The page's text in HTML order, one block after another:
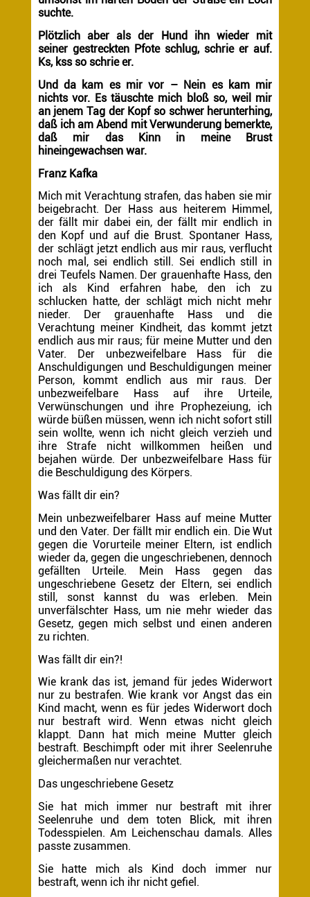
suchte.
Plötzlich aber als der Hund ihn wieder mit
seiner gestreckten Pfote schlug, schrie er auf.
Ks, kss so schrie er.
Und da kam es mir vor – Nein es kam mir
nichts vor. Es täuschte mich bloß so, weil mir
an jenem Tag der Kopf so schwer herunterhing,
daß ich am Abend mit Verwunderung bemerkte,
daß mir das Kinn in meine Brust
hineingewachsen war.
Franz Kafka
Mich mit Verachtung strafen, das haben sie mir
beigebracht. Der Hass aus heiterem Himmel,
der fällt mir dabei ein, der fällt mir endlich in
den Kopf und auf die Brust. Spontaner Hass,
der schlägt jetzt endlich aus mir raus, verflucht
noch mal, sei endlich still. Sei endlich still in
drei Teufels Namen. Der grauenhafte Hass, den
ich als Kind erfahren habe, den ich zu
schlucken hatte, der schlägt mich nicht mehr
nieder. Der grauenhafte Hass und die
Verachtung meiner Kindheit, das kommt jetzt
endlich aus mir raus; für meine Mutter und den
Vater. Der unbezweifelbare Hass für die
Anschuldigungen und Beschuldigungen meiner
Person, kommt endlich aus mir raus. Der
unbezweifelbare Hass auf ihre Urteile,
Verwünschungen und ihre Prophezeiung, ich
würde büßen müssen, wenn ich nicht sofort still
sein wollte, wenn ich nicht gleich verzieh und
ihre Strafe nicht willkommen heißen und
bejahen würde. Der unbezweifelbare Hass für
die Beschuldigung des Körpers.
Was fällt dir ein?
Mein unbezweifelbarer Hass auf meine Mutter
und den Vater. Der fällt mir endlich ein. Die Wut
gegen die Vorurteile meiner Eltern, ist endlich
wieder da, gegen die ungeschriebenen, dennoch
gefällten Urteile. Mein Hass gegen das
ungeschriebene Gesetz der Eltern, sei endlich
still, sonst kannst du was erleben. Mein
unverfälschter Hass, um nie mehr wieder das
Gesetz, gegen mich selbst und einen anderen
zu richten.
Was fällt dir ein?!
Wie krank das ist, jemand für jedes Widerwort
nur zu bestrafen. Wie krank vor Angst das ein
Kind macht, wenn es für jedes Widerwort doch
nur bestraft wird. Wenn etwas nicht gleich
klappt. Dann hat mich meine Mutter gleich
bestraft. Beschimpft oder mit ihrer Seelenruhe
gleichermaßen nur verachtet.
Das ungeschriebene Gesetz
Sie hat mich immer nur bestraft mit ihrer
Seelenruhe und dem toten Blick, mit ihren
Todesspielen. Am Leichenschau damals. Alles
passte zusammen.
Sie hatte mich als Kind doch immer nur
bestraft, wenn ich ihr nicht gefiel.